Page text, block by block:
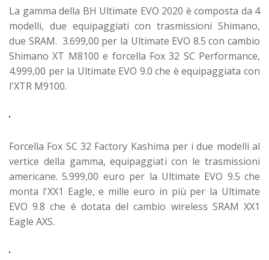
La gamma della BH Ultimate EVO 2020 è composta da 4
modelli, due equipaggiati con trasmissioni Shimano,
due SRAM. 3.699,00 per la Ultimate EVO 8.5 con cambio
Shimano XT M8100 e forcella Fox 32 SC Performance,
4.999,00 per la Ultimate EVO 9.0 che è equipaggiata con
l'XTR M9100.
Forcella Fox SC 32 Factory Kashima per i due modelli al
vertice della gamma, equipaggiati con le trasmissioni
americane. 5.999,00 euro per la Ultimate EVO 9.5 che
monta l'XX1 Eagle, e mille euro in più per la Ultimate
EVO 9.8 che è dotata del cambio wireless SRAM XX1
Eagle AXS.